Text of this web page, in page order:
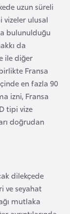
uzun süreli
vizeler ulusal
bulunulduğu
da
ile diğer
Fransa
en fazla 90
izni, Fransa
tipi vize
doğrudan
dilekçede
ve seyahat
mutlaka